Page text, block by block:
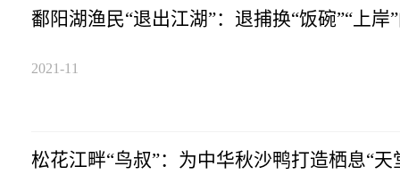
鄱阳湖渔民“退出江湖”：退捕换“饭碗”“上岸
2021-11
松花江畔“鸟叔”：为中华秋沙鸭打造栖息“天